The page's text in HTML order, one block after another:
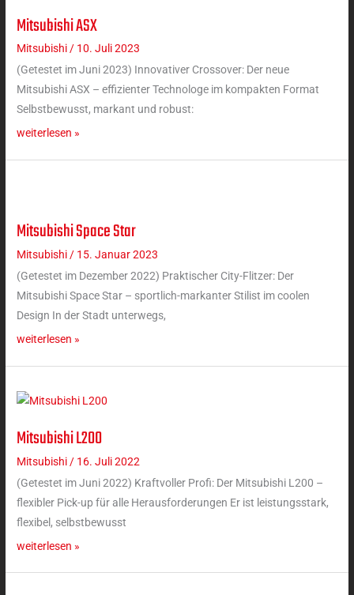
Mitsubishi ASX
Mitsubishi/ 10. Juli 2023
(Getestet im Juni 2023) Innovativer Crossover: Der neue
Mitsubishi ASX – effizienter Technologe im kompakten Format
Selbstbewusst, markant und robust:
Mitsubishi
ASX
weiterlesen »
Mitsubishi Space Star
Mitsubishi / 15. Januar 2023
(Getestet im Dezember 2022) Praktischer City-Flitzer: Der
Mitsubishi Space Star – sportlich-markanter Stilist im coolen
Design In der Stadt unterwegs,
Mitsubishi
Space
Star
weiterlesen »
Mitsubishi L200
Mitsubishi / 16. Juli 2022
(Getestet im Juni 2022) Kraftvoller Profi: Der Mitsubishi L200 –
flexibler Pick-up für alle Herausforderungen Er ist leistungsstark,
flexibel, selbstbewusst
Mitsubishi
L200
weiterlesen »